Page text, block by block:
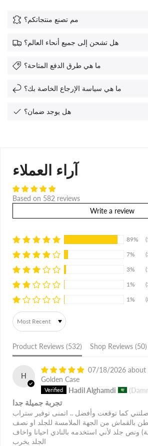
مم تصنع منتجاتكم؟
هل تشحن إلى جميع أنحاء العالم؟
ما هي طرق الدفع المتاحة؟
ما هي سياسة الإرجاع الخاصة بك؟
هل يوجد ضمان؟
آراء العملاء
Based on 582 reviews
Write a review
89%
7%
3%
1%
1%
Sort by
Product Reviews (532) Shop Reviews (50)
H
07/18/2026
Golden Case
Hadil Alghamdi
تجربة جميلة جدا
كما توقعت وأفضل .. اتمنى توفير ستراب
بالقماش من الجهة الملامسة للجلد او نصف
ونص جلد لأني استخدمه بالنادي احيانا واخاف
الجلد يخرب